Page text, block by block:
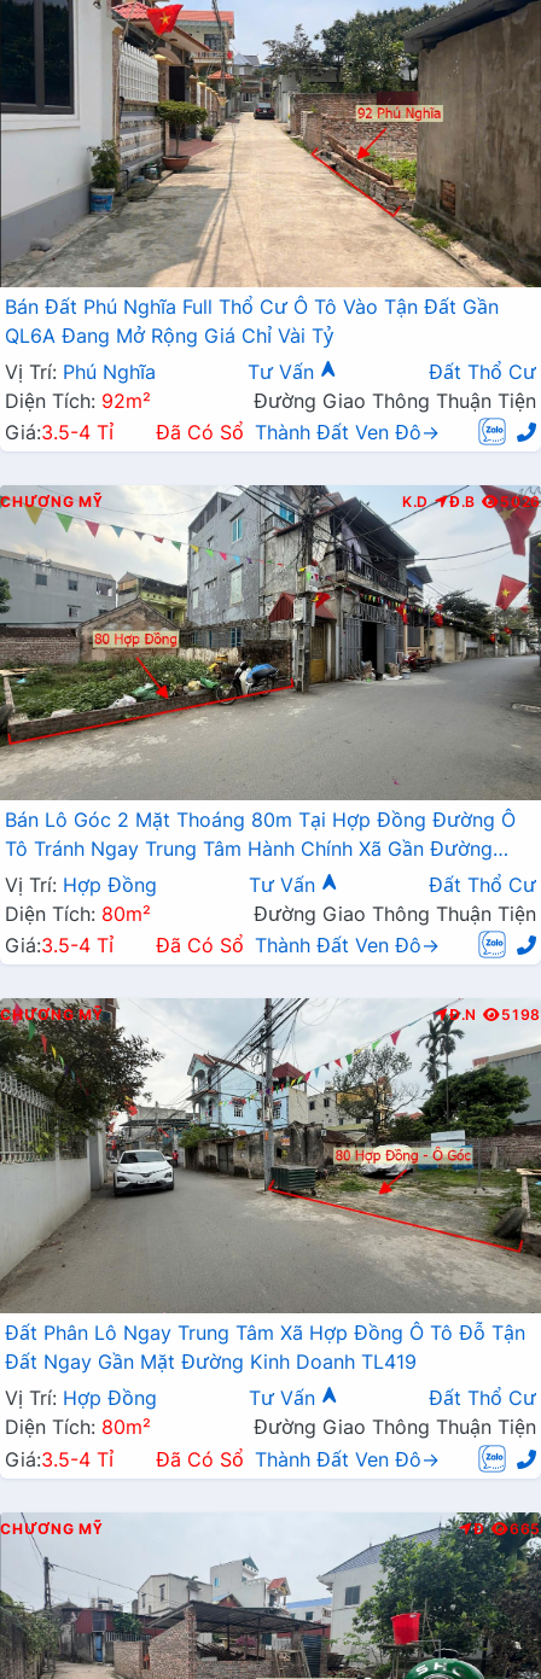
Bán Đất Phú Nghĩa Full Thổ Cư Ô Tô Vào Tận Đất Gần
QL6A Đang Mở Rộng Giá Chỉ Vài Tỷ
Vị Trí: Phú Nghĩa Tư Vấn
Đất Thổ Cư
Diện Tích: 92m²
Đường Giao Thông Thuận Tiện
Giá:3.5-4 Tỉ Đã Có Sổ Thành Đất Ven Đô→
CHƯƠNG MỸ K.D Đ.B 5026
Bán Lô Góc 2 Mặt Thoáng 80m Tại Hợp Đồng Đường Ô
Tô Tránh Ngay Trung Tâm Hành Chính Xã Gần Đường
TL419
Vị Trí: Hợp Đồng Tư Vấn
Đất Thổ Cư
Diện Tích: 80m²
Đường Giao Thông Thuận Tiện
Giá:3.5-4 Tỉ Đã Có Sổ Thành Đất Ven Đô→
CHƯƠNG MỸ Đ.N 5198
Đất Phân Lô Ngay Trung Tâm Xã Hợp Đồng Ô Tô Đỗ Tận
Đất Ngay Gần Mặt Đường Kinh Doanh TL419
Vị Trí: Hợp Đồng Tư Vấn
Đất Thổ Cư
Diện Tích: 80m²
Đường Giao Thông Thuận Tiện
Giá:3.5-4 Tỉ Đã Có Sổ Thành Đất Ven Đô→
CHƯƠNG MỸ Đ 665